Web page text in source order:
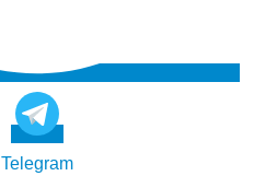
Telegram